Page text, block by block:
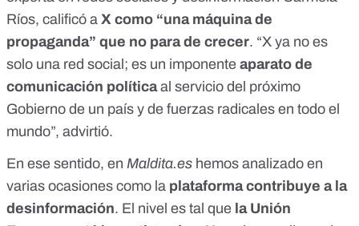
Ríos, calificó a X como “una máquina de
propaganda” que no para de crecer. “X ya no es
solo una red social; es un imponente aparato de
comunicación políticaal servicio del próximo
Gobierno de un país y de fuerzas radicales en todo el
mundo”, advirtió.
En ese sentido, en Maldita.es hemos analizado en
varias ocasiones como la plataforma contribuye a la
desinformación. El nivel es tal que la Unión